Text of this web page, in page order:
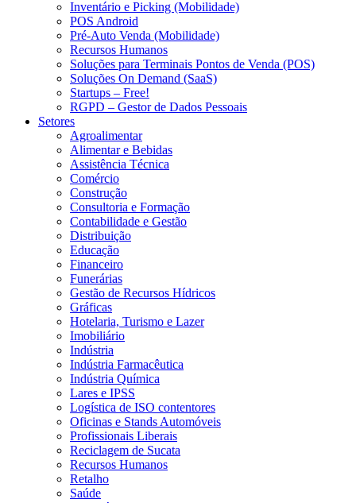
Inventário e Picking (Mobilidade)
POS Android
Pré-Auto Venda (Mobilidade)
Recursos Humanos
Soluções para Terminais Pontos de Venda (POS)
Soluções On Demand (SaaS)
Startups – Free!
RGPD – Gestor de Dados Pessoais
Setores
Agroalimentar
Alimentar e Bebidas
Assistência Técnica
Comércio
Construção
Consultoria e Formação
Contabilidade e Gestão
Distribuição
Educação
Financeiro
Funerárias
Gestão de Recursos Hídricos
Gráficas
Hotelaria, Turismo e Lazer
Imobiliário
Indústria
Indústria Farmacêutica
Indústria Química
Lares e IPSS
Logística de ISO contentores
Oficinas e Stands Automóveis
Profissionais Liberais
Reciclagem de Sucata
Recursos Humanos
Retalho
Saúde